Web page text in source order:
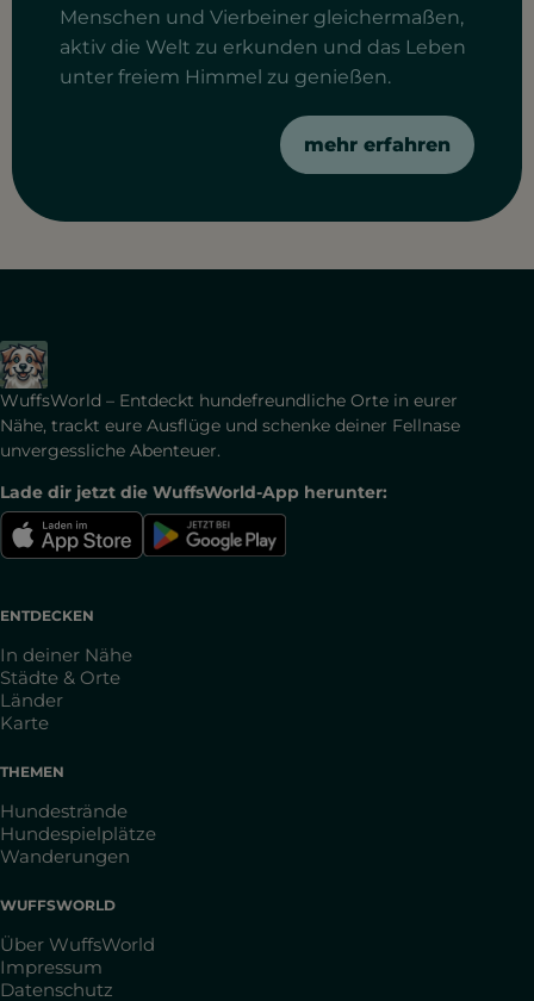
Menschen und Vierbeiner gleichermaßen,
aktiv die Welt zu erkunden und das Leben
unter freiem Himmel zu genießen.
mehr erfahren
WuffsWorld – Entdeckt hundefreundliche Orte in eurer
Nähe, trackt eure Ausflüge und schenke deiner Fellnase
unvergessliche Abenteuer.
Lade dir jetzt die WuffsWorld-App herunter:
ENTDECKEN
In deiner Nähe
Städte & Orte
Länder
Karte
THEMEN
Hundestrände
Hundespielplätze
Wanderungen
WUFFSWORLD
Über WuffsWorld
Impressum
Datenschutz